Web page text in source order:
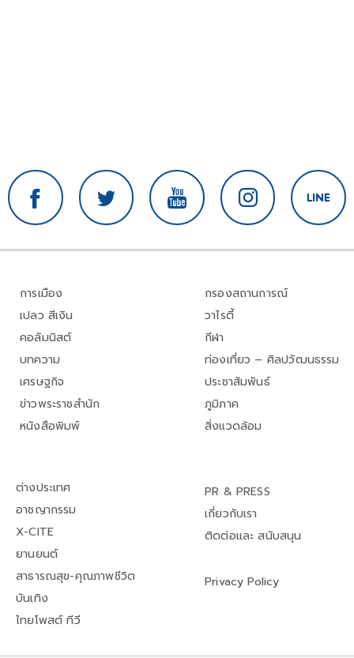
การเมือง
เปลว สีเงิน
คอลัมนิสต์
บทความ
เศรษฐกิจ
ข่าวพระราชสำนัก
หนังสือพิมพ์
กรองสถานการณ์
วาไรตี้
กีฬา
ท่องเที่ยว – ศิลปวัฒนธรรม
ประชาสัมพันธ์
ภูมิภาค
สิ่งแวดล้อม
ต่างประเทศ
อาชญากรรม
X-CITE
ยานยนต์
สาธารณสุข-คุณภาพชีวิต
บันเทิง
ไทยโพสต์ ทีวี
PR & PRESS
เกี่ยวกับเรา
ติดต่อและ สนับสนุน
Privacy Policy